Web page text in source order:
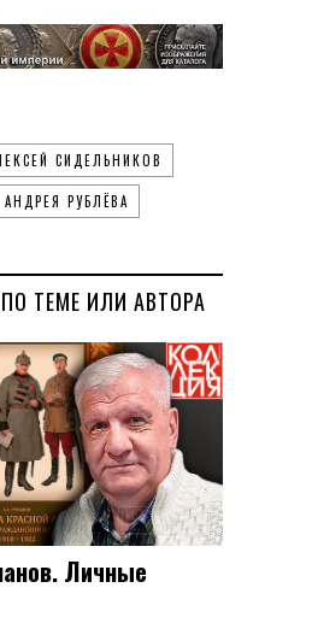
СИДЕЛЬНИКОВ
РУБЛЁВА
ТЕМЕ ИЛИ АВТОРА
Личные